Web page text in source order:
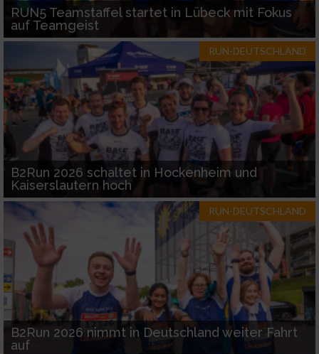
RUN5 Teamstaffel startet in Lübeck mit Fokus
auf Teamgeist
RUN-DEUTSCHLAND
B2Run 2026 schaltet in Hockenheim und
Kaiserslautern hoch
RUN-DEUTSCHLAND
B2Run 2026 nimmt in Deutschland weiter Fahrt
auf